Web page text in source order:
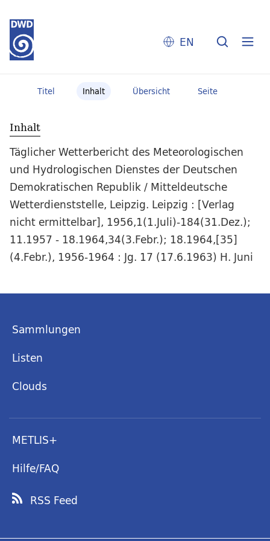
EN
Titel Inhalt Übersicht Seite
Inhalt
Täglicher Wetterbericht des Meteorologischen
und Hydrologischen Dienstes der Deutschen
Demokratischen Republik / Mitteldeutsche
Wetterdienststelle, Leipzig. Leipzig : [Verlag
nicht ermittelbar], 1956,1(1.Juli)-184(31.Dez.);
11.1957 - 18.1964,34(3.Febr.); 18.1964,[35]
(4.Febr.), 1956-1964 : Jg. 17 (17.6.1963) H. Juni
Sammlungen
Listen
Clouds
METLIS+
Hilfe/FAQ
RSS Feed